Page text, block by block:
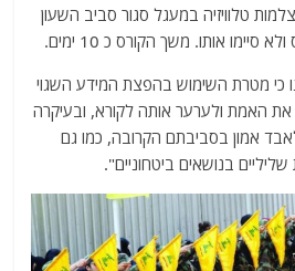
טלוויזיה במעגל סגור סביב השעון
אותו. משך הקורס כ 10 ימים.
כי מטרת השימוש בהפצת המידע השגוי
האמת ולערער אותה לקורא, ובעיקרה
אמון בסביבתם הקרובה, כמו גם
בנושאים ביטחוניים".